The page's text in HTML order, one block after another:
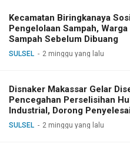
Kecamatan Biringkanaya
Pengelolaan Sampah,
Sampah Sebelum Dibuang
SULSEL 2 minggu yang lalu
Disnaker Makassar Gelar
Pencegahan Perselisihan
Industrial, Dorong
Dialog
SULSEL 2 minggu yang lalu